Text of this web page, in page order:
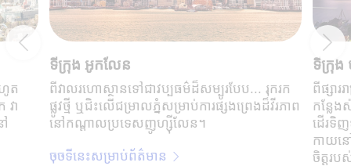
ត
វា
ទីក្រុង អូកលែន
ពី​វាល​រហោស្ថាន​ទៅ​ជា​វប្បធម៌​ដ៏​សម្បូរ​បែប... រុករក
ផ្លូវថ្មី ឬជិះលើជម្រាលភ្នំសម្រាប់ការផ្សងព្រេងដ៏វីរភាព
នៅកណ្តាលប្រទេសញូហ្ស៊ីលែន។
ចុចទីនេះសម្រាប់ព័ត៌មាន
ទីក្រុង
ពីផ្សា
កន្លែ
ដើរទិ
កាយន
ចិត្តរ